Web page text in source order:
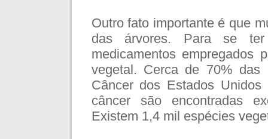
Outro fato importante é que
das árvores. Para se
medicamentos empregados
vegetal. Cerca de 70% das
Câncer dos Estados
câncer são encontradas
Existem 1,4 mil espécies